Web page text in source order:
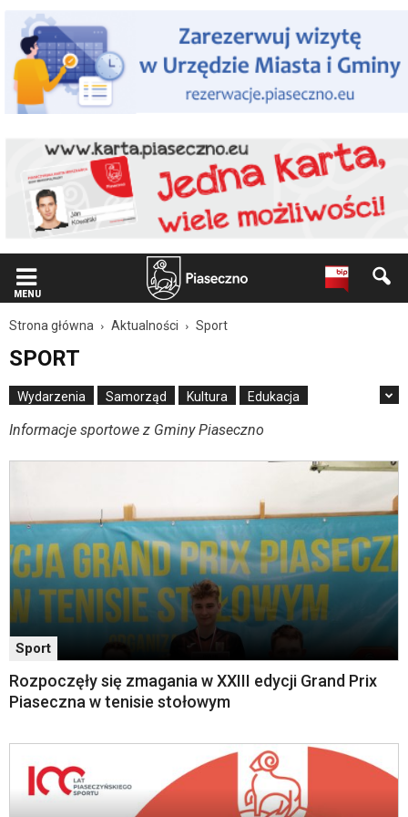
użytkowników
czytników
ekranowych Znajdujesz
się
podstronie
Oficjalna
strona
Miasta
i
Gminy
Piaseczno".
jest
wyposażona
menu
pozwalające
które
znajduje
się
bezpośrednio
pod
tą
wiadomością.
Strona
nie
została
skróty
klawiaturowe,
MENU
Strona główna Aktualności Sport
SPORT
Wydarzenia Samorząd Kultura
Edukacja
Informacje sportowe z Gminy Piaseczno
Sport
Rozpoczęły się zmagania w XXIII edycji Grand Prix
Piaseczna w tenisie stołowym